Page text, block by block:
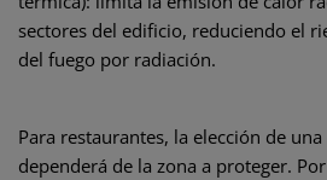
sectores del edificio, reduciendo el
del fuego por radiación.
Para restaurantes, la elección de
dependerá de la zona a proteger.